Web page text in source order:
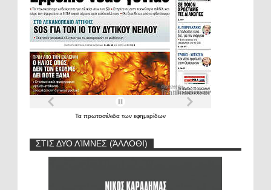
Τα πρωτοσέλιδα των εφημερίδων
ΣΤΙΣ ΔΥΟ ΛΊΜΝΕΣ (ΆΛΛΟΘΙ)